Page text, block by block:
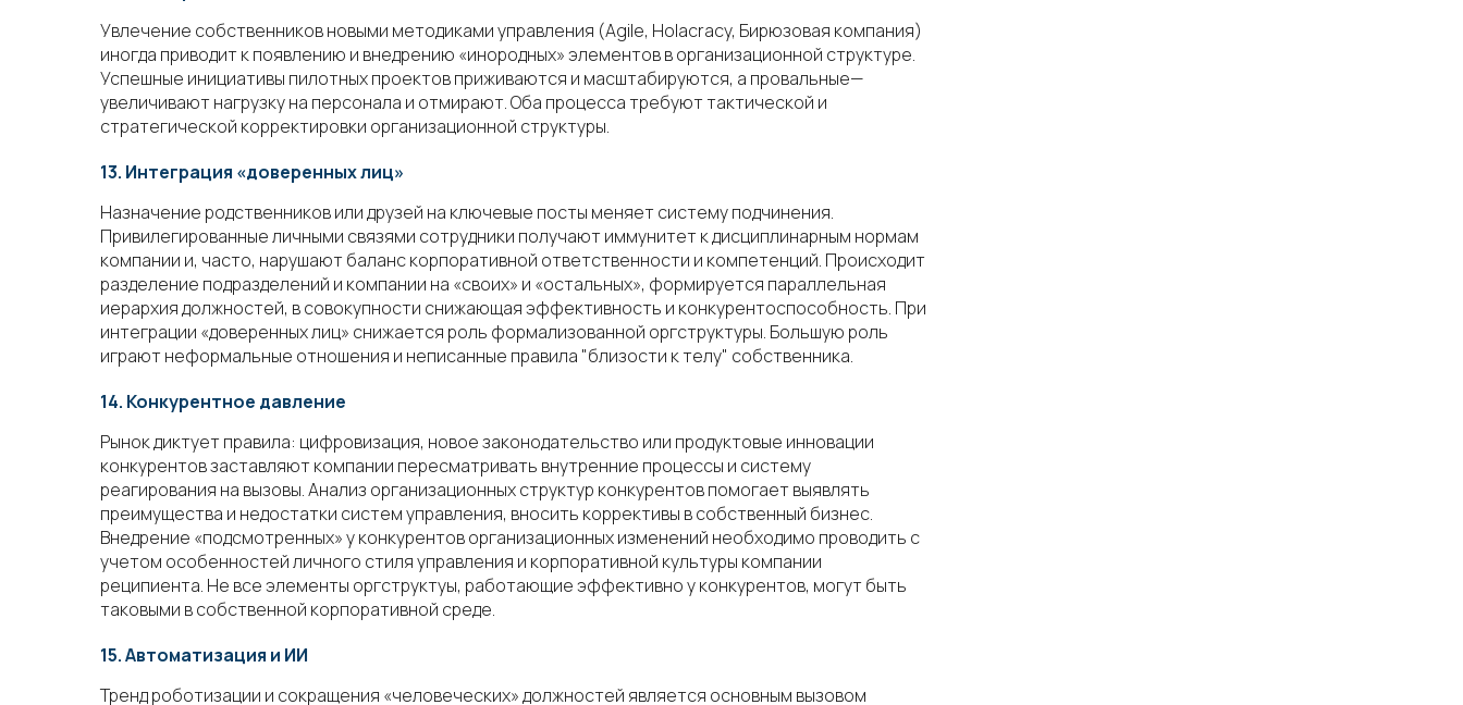
Тренд роботизации и сокращения «человеческих» должностей является основным вызовом
15. Автоматизация и ИИ
Рынок диктует правила: цифровизация, новое законодательство или продуктовые инновации
конкурентов заставляют компании пересматривать внутренние процессы и систему
реагирования на вызовы. Анализ организационных структур конкурентов помогает выявлять
преимущества и недостатки систем управления, вносить коррективы в собственный бизнес.
Внедрение «подсмотренных» у конкурентов организационных изменений необходимо проводить с
учетом особенностей личного стиля управления и корпоративной культуры компании
реципиента. Не все элементы оргструктуы, работающие эффективно у конкурентов, могут быть
таковыми в собственной корпоративной среде.
14. Конкурентное давление
Назначение родственников или друзей на ключевые посты меняет систему подчинения.
Привилегированные личными связями сотрудники получают иммунитет к дисциплинарным нормам
компании и, часто, нарушают баланс корпоративной ответственности и компетенций. Происходит
разделение подразделений и компании на «своих» и «остальных», формируется параллельная
иерархия должностей, в совокупности снижающая эффективность и конкурентоспособность. При
интеграции «доверенных лиц» снижается роль формализованной оргструктуры. Большую роль
играют неформальные отношения и неписанные правила "близости к телу" собственника.
13. Интеграция «доверенных лиц»
Увлечение собственников новыми методиками управления (Agile, Holacracy, Бирюзовая компания)
иногда приводит к появлению и внедрению «инородных» элементов в организационной структуре.
Успешные инициативы пилотных проектов приживаются и масштабируются, а провальные—
увеличивают нагрузку на персонала и отмирают. Оба процесса требуют тактической и
стратегической корректировки организационной структуры.